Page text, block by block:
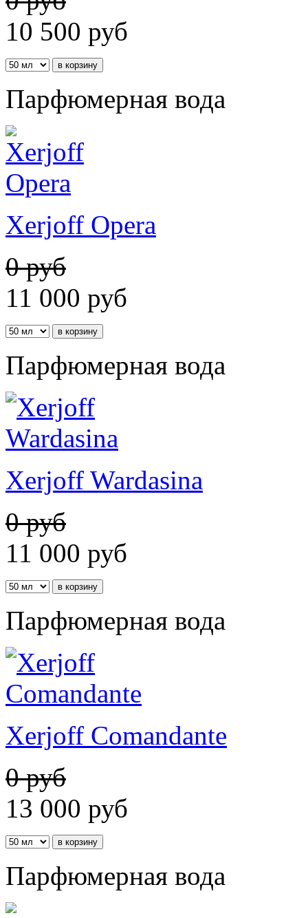
10 500 руб
Парфюмерная вода
Xerjoff Opera
0 руб
11 000 руб
Парфюмерная вода
Xerjoff Wardasina
0 руб
11 000 руб
Парфюмерная вода
Xerjoff Comandante
0 руб
13 000 руб
Парфюмерная вода